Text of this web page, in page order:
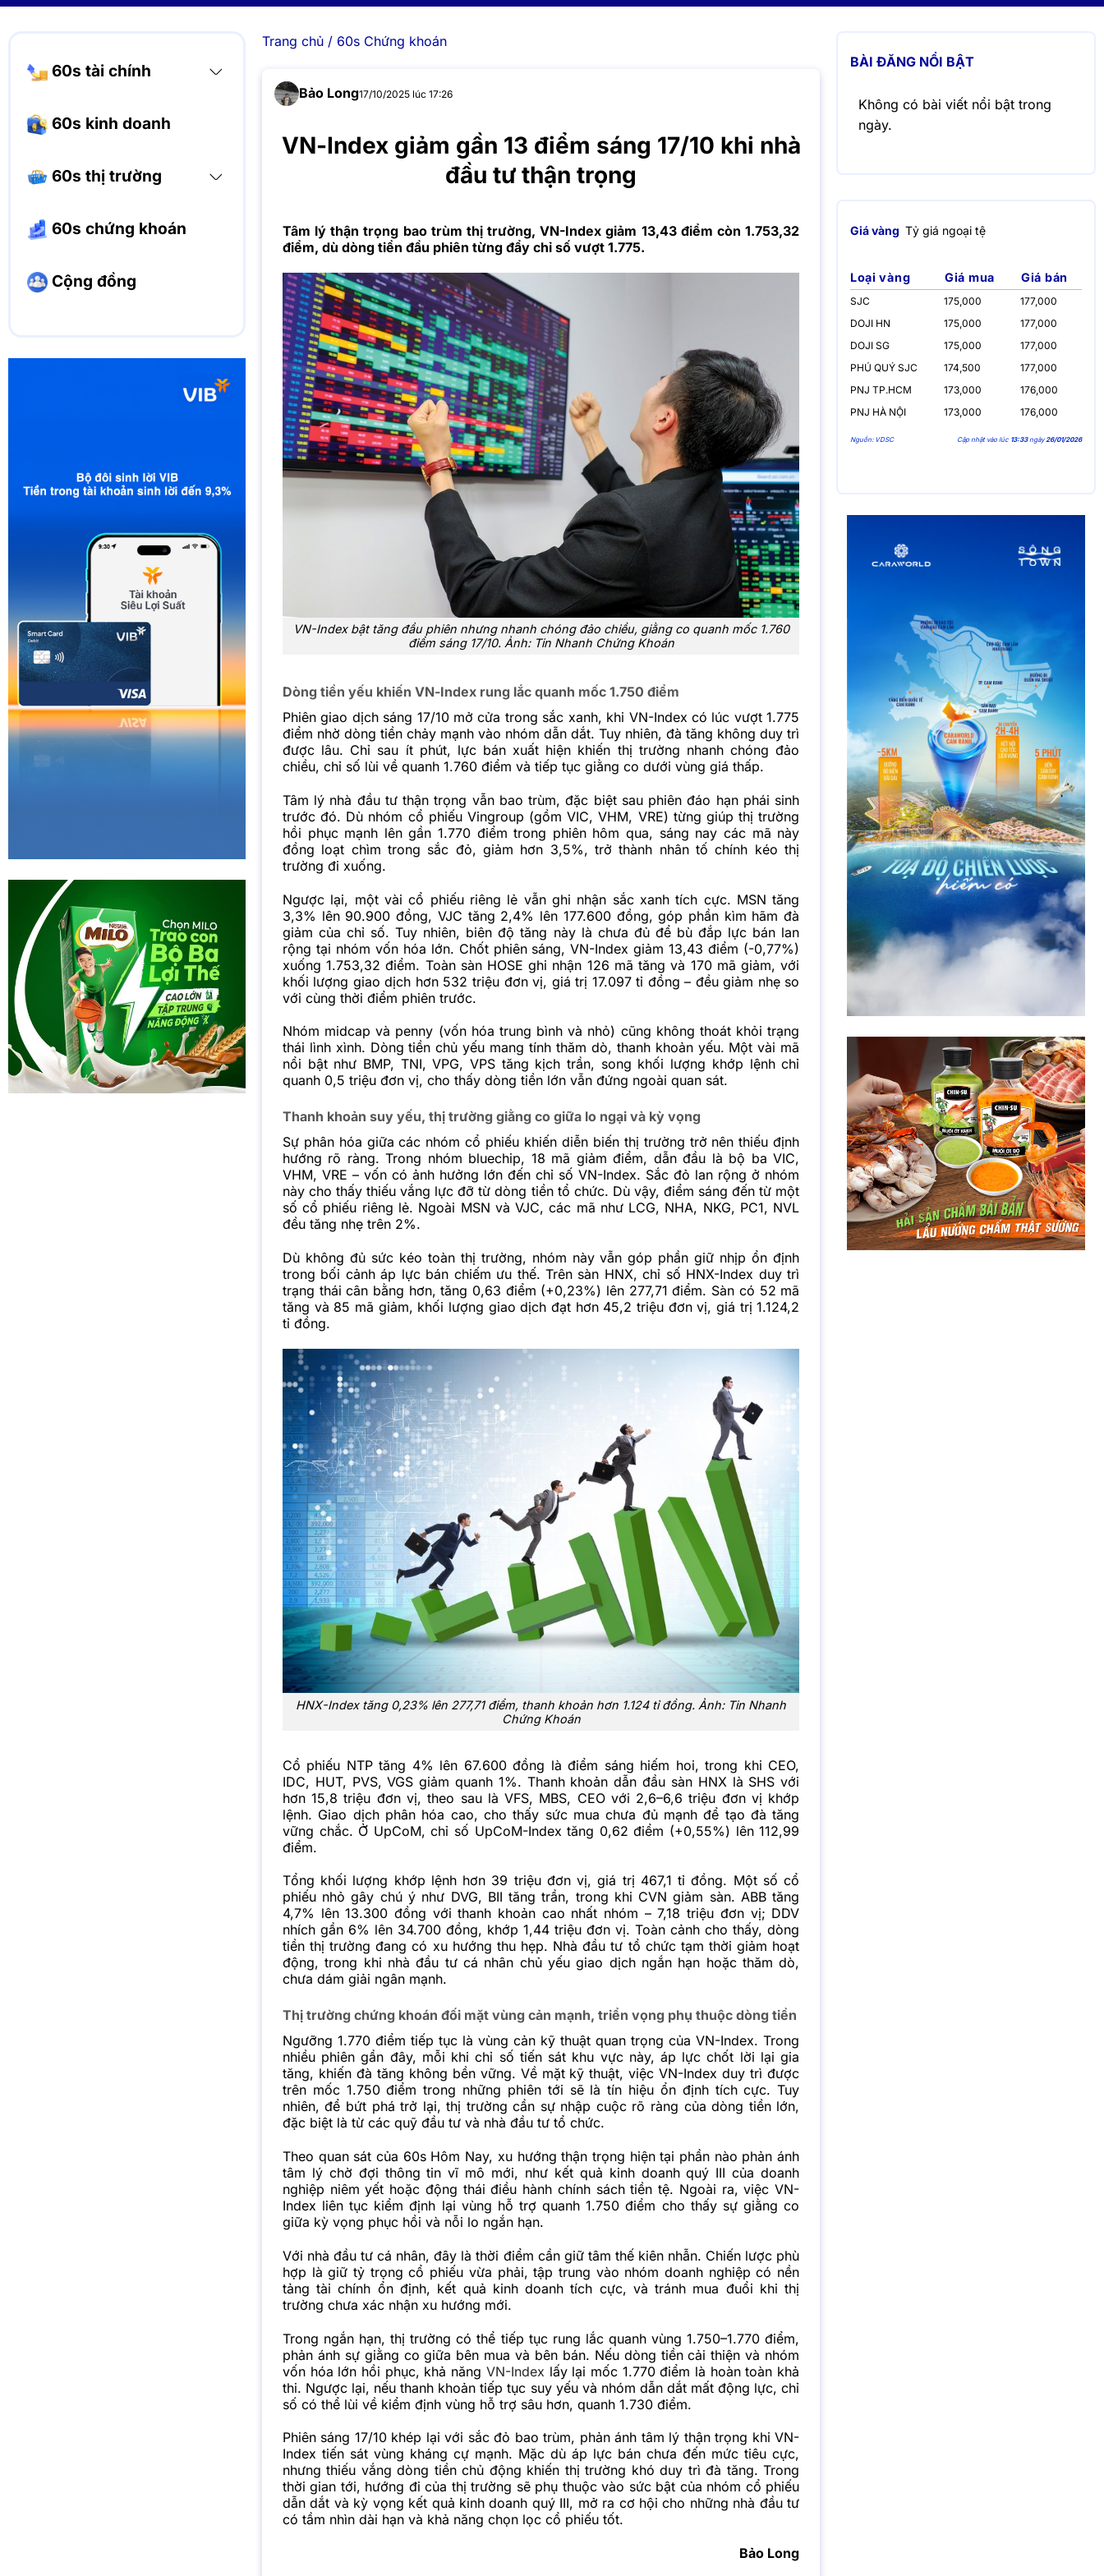
60s tài chính
60s kinh doanh
60s thị trường
60s chứng khoán
Cộng đồng
Trang chủ/ 60s Chứng khoán
Bảo Long17/10/2025 lúc 17:26
VN-Index giảm gần 13 điểm sáng 17/10 khi nhà
đầu tư thận trọng
Tâm lý thận trọng bao trùm thị trường, VN-Index giảm 13,43 điểm còn 1.753,32
điểm, dù dòng tiền đầu phiên từng đẩy chỉ số vượt 1.775.
VN-Index bật tăng đầu phiên nhưng nhanh chóng đảo chiều, giằng co quanh mốc 1.760
điểm sáng 17/10. Ảnh: Tin Nhanh Chứng Khoán
Dòng tiền yếu khiến VN-Index rung lắc quanh mốc 1.750 điểm
Phiên giao dịch sáng 17/10 mở cửa trong sắc xanh, khi VN-Index có lúc vượt 1.775
điểm nhờ dòng tiền chảy mạnh vào nhóm dẫn dắt. Tuy nhiên, đà tăng không duy trì
được lâu. Chỉ sau ít phút, lực bán xuất hiện khiến thị trường nhanh chóng đảo
chiều, chỉ số lùi về quanh 1.760 điểm và tiếp tục giằng co dưới vùng giá thấp.
Tâm lý nhà đầu tư thận trọng vẫn bao trùm, đặc biệt sau phiên đáo hạn phái sinh
trước đó. Dù nhóm cổ phiếu Vingroup (gồm VIC, VHM, VRE) từng giúp thị trường
hồi phục mạnh lên gần 1.770 điểm trong phiên hôm qua, sáng nay các mã này
đồng loạt chìm trong sắc đỏ, giảm hơn 3,5%, trở thành nhân tố chính kéo thị
trường đi xuống.
Ngược lại, một vài cổ phiếu riêng lẻ vẫn ghi nhận sắc xanh tích cực. MSN tăng
3,3% lên 90.900 đồng, VJC tăng 2,4% lên 177.600 đồng, góp phần kìm hãm đà
giảm của chỉ số. Tuy nhiên, biên độ tăng này là chưa đủ để bù đắp lực bán lan
rộng tại nhóm vốn hóa lớn. Chốt phiên sáng, VN-Index giảm 13,43 điểm (-0,77%)
xuống 1.753,32 điểm. Toàn sàn HOSE ghi nhận 126 mã tăng và 170 mã giảm, với
khối lượng giao dịch hơn 532 triệu đơn vị, giá trị 17.097 tỉ đồng – đều giảm nhẹ so
với cùng thời điểm phiên trước.
Nhóm midcap và penny (vốn hóa trung bình và nhỏ) cũng không thoát khỏi trạng
thái lình xình. Dòng tiền chủ yếu mang tính thăm dò, thanh khoản yếu. Một vài mã
nổi bật như BMP, TNI, VPG, VPS tăng kịch trần, song khối lượng khớp lệnh chỉ
quanh 0,5 triệu đơn vị, cho thấy dòng tiền lớn vẫn đứng ngoài quan sát.
Thanh khoản suy yếu, thị trường giằng co giữa lo ngại và kỳ vọng
Sự phân hóa giữa các nhóm cổ phiếu khiến diễn biến thị trường trở nên thiếu định
hướng rõ ràng. Trong nhóm bluechip, 18 mã giảm điểm, dẫn đầu là bộ ba VIC,
VHM, VRE – vốn có ảnh hưởng lớn đến chỉ số VN-Index. Sắc đỏ lan rộng ở nhóm
này cho thấy thiếu vắng lực đỡ từ dòng tiền tổ chức. Dù vậy, điểm sáng đến từ một
số cổ phiếu riêng lẻ. Ngoài MSN và VJC, các mã như LCG, NHA, NKG, PC1, NVL
đều tăng nhẹ trên 2%.
Dù không đủ sức kéo toàn thị trường, nhóm này vẫn góp phần giữ nhịp ổn định
trong bối cảnh áp lực bán chiếm ưu thế. Trên sàn HNX, chỉ số HNX-Index duy trì
trạng thái cân bằng hơn, tăng 0,63 điểm (+0,23%) lên 277,71 điểm. Sàn có 52 mã
tăng và 85 mã giảm, khối lượng giao dịch đạt hơn 45,2 triệu đơn vị, giá trị 1.124,2
tỉ đồng.
HNX-Index tăng 0,23% lên 277,71 điểm, thanh khoản hơn 1.124 tỉ đồng. Ảnh: Tin Nhanh
Chứng Khoán
Cổ phiếu NTP tăng 4% lên 67.600 đồng là điểm sáng hiếm hoi, trong khi CEO,
IDC, HUT, PVS, VGS giảm quanh 1%. Thanh khoản dẫn đầu sàn HNX là SHS với
hơn 15,8 triệu đơn vị, theo sau là VFS, MBS, CEO với 2,6–6,6 triệu đơn vị khớp
lệnh. Giao dịch phân hóa cao, cho thấy sức mua chưa đủ mạnh để tạo đà tăng
vững chắc. Ở UpCoM, chỉ số UpCoM-Index tăng 0,62 điểm (+0,55%) lên 112,99
điểm.
Tổng khối lượng khớp lệnh hơn 39 triệu đơn vị, giá trị 467,1 tỉ đồng. Một số cổ
phiếu nhỏ gây chú ý như DVG, BII tăng trần, trong khi CVN giảm sàn. ABB tăng
4,7% lên 13.300 đồng với thanh khoản cao nhất nhóm – 7,18 triệu đơn vị; DDV
nhích gần 6% lên 34.700 đồng, khớp 1,44 triệu đơn vị.Toàn cảnh cho thấy, dòng
tiền thị trường đang có xu hướng thu hẹp. Nhà đầu tư tổ chức tạm thời giảm hoạt
động, trong khi nhà đầu tư cá nhân chủ yếu giao dịch ngắn hạn hoặc thăm dò,
chưa dám giải ngân mạnh.
Thị trường chứng khoán đối mặt vùng cản mạnh, triển vọng phụ thuộc dòng tiền
Ngưỡng 1.770 điểm tiếp tục là vùng cản kỹ thuật quan trọng của VN-Index. Trong
nhiều phiên gần đây, mỗi khi chỉ số tiến sát khu vực này, áp lực chốt lời lại gia
tăng, khiến đà tăng không bền vững. Về mặt kỹ thuật, việc VN-Index duy trì được
trên mốc 1.750 điểm trong những phiên tới sẽ là tín hiệu ổn định tích cực. Tuy
nhiên, để bứt phá trở lại, thị trường cần sự nhập cuộc rõ ràng của dòng tiền lớn,
đặc biệt là từ các quỹ đầu tư và nhà đầu tư tổ chức.
Theo quan sát của 60s Hôm Nay, xu hướng thận trọng hiện tại phần nào phản ánh
tâm lý chờ đợi thông tin vĩ mô mới, như kết quả kinh doanh quý III của doanh
nghiệp niêm yết hoặc động thái điều hành chính sách tiền tệ. Ngoài ra, việc VN-
Index liên tục kiểm định lại vùng hỗ trợ quanh 1.750 điểm cho thấy sự giằng co
giữa kỳ vọng phục hồi và nỗi lo ngắn hạn.
Với nhà đầu tư cá nhân, đây là thời điểm cần giữ tâm thế kiên nhẫn. Chiến lược phù
hợp là giữ tỷ trọng cổ phiếu vừa phải, tập trung vào nhóm doanh nghiệp có nền
tảng tài chính ổn định, kết quả kinh doanh tích cực, và tránh mua đuổi khi thị
trường chưa xác nhận xu hướng mới.
Trong ngắn hạn, thị trường có thể tiếp tục rung lắc quanh vùng 1.750–1.770 điểm,
phản ánh sự giằng co giữa bên mua và bên bán. Nếu dòng tiền cải thiện và nhóm
vốn hóa lớn hồi phục, khả năng VN-Index lấy lại mốc 1.770 điểm là hoàn toàn khả
thi. Ngược lại, nếu thanh khoản tiếp tục suy yếu và nhóm dẫn dắt mất động lực, chỉ
số có thể lùi về kiểm định vùng hỗ trợ sâu hơn, quanh 1.730 điểm.
Phiên sáng 17/10 khép lại với sắc đỏ bao trùm, phản ánh tâm lý thận trọng khi VN-
Index tiến sát vùng kháng cự mạnh. Mặc dù áp lực bán chưa đến mức tiêu cực,
nhưng thiếu vắng dòng tiền chủ động khiến thị trường khó duy trì đà tăng. Trong
thời gian tới, hướng đi của thị trường sẽ phụ thuộc vào sức bật của nhóm cổ phiếu
dẫn dắt và kỳ vọng kết quả kinh doanh quý III, mở ra cơ hội cho những nhà đầu tư
có tầm nhìn dài hạn và khả năng chọn lọc cổ phiếu tốt.
Bảo Long
BÀI ĐĂNG NỔI BẬT
Không có bài viết nổi bật trong
ngày.
Giá vàng Tỷ giá ngoại tệ
Loại vàng Giá mua Giá bán
SJC 175,000
177,000
DOJI HN
175,000
177,000
DOJI SG
175,000
177,000
PHÚ QUÝ SJC
174,500
177,000
PNJ TP.HCM
173,000
176,000
PNJ HÀ NỘI
173,000 176,000
Nguồn: VDSC Cập nhật vào lúc 13:33ngày26/01/2026